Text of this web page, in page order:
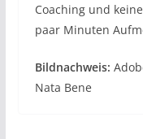
Coaching und
paar Minuten
Bildnachweis:
Nata Bene